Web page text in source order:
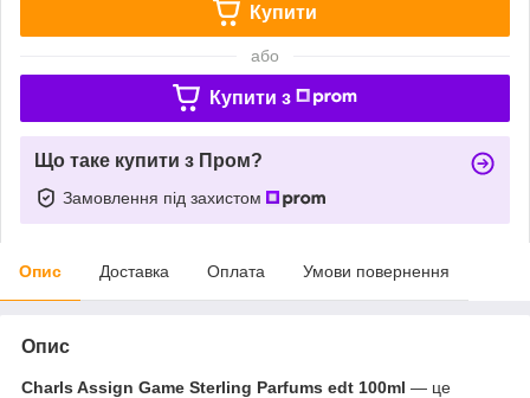
Купити
або
Купити з
Що таке купити з Пром?
Замовлення під захистом
Опис Доставка Оплата Умови повернення
Опис
Charls Assign Game Sterling Parfums edt 100ml — це